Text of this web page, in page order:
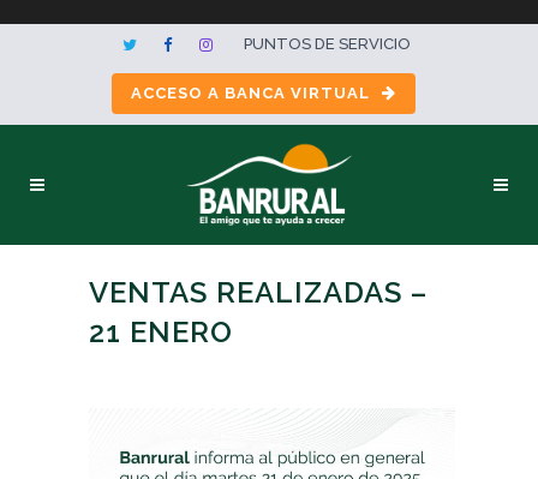
PUNTOS DE SERVICIO
ACCESO A BANCA VIRTUAL
VENTAS REALIZADAS –
21 ENERO